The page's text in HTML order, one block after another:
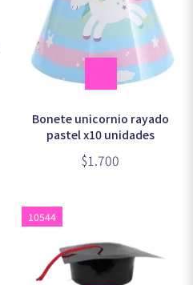
Bonete unicornio rayado
pastel x10 unidades
$1.700
10544